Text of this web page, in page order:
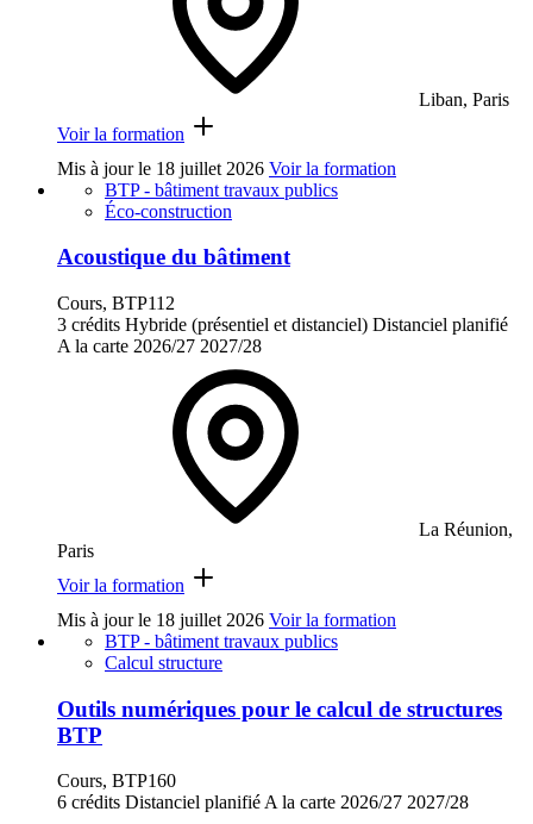
Liban, Paris
Voir la formation
Mis à jour le 18 juillet 2026 Voir la formation
BTP - bâtiment travaux publics
Éco-construction
Acoustique du bâtiment
Cours, BTP112
3 crédits Hybride (présentiel et distanciel) Distanciel planifié
A la carte 2026/27 2027/28
La Réunion,
Paris
Voir la formation
Mis à jour le 18 juillet 2026 Voir la formation
BTP - bâtiment travaux publics
Calcul structure
Outils numériques pour le calcul de structures
BTP
Cours, BTP160
6 crédits Distanciel planifiéA la carte 2026/27 2027/28